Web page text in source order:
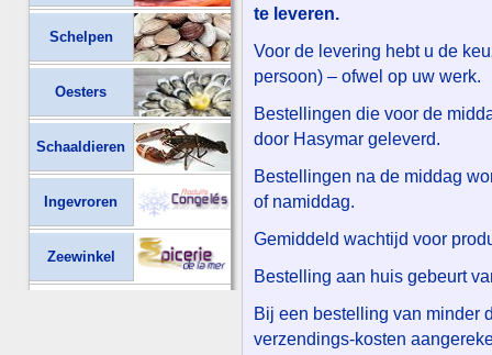
te leveren.
Voor de levering hebt u de
persoon) – ofwel op uw werk.
Bestellingen die voor de
door Hasymar geleverd.
Bestellingen na de middag
of namiddag.
Gemiddeld wachtijd voor
Bestelling aan huis gebeurt
Bij een bestelling van minder
verzendings-kosten
Schelpen
Oesters
Schaaldieren
Ingevroren
Zeewinkel